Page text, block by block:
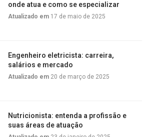
onde atua e como se especializar
Atualizado em 17 de maio de 2025
Engenheiro eletricista: carreira,
salários e mercado
Atualizado em 20 de março de 2025
Nutricionista: entenda a profissão e
suas áreas de atuação